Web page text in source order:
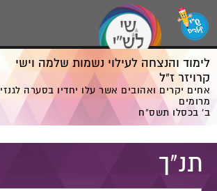
לימוד והנצחה לעילוי נשמות שלמה וישי
קרויזר ז”ל
אחים יקרים ואהובים אשר עלו יחדיו בסערה לגנזי
מרומים
ב' בכסלו תשס”ח
תנ"ך